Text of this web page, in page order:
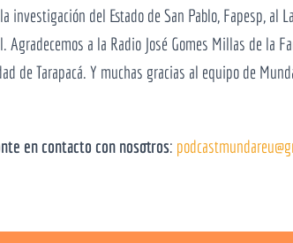
investigación del Estado de San Pablo, Fapesp,
a la Radio José Gomes Millas de la
de Tarapacá. Y muchas gracias al equipo de
en contacto con nosotros: